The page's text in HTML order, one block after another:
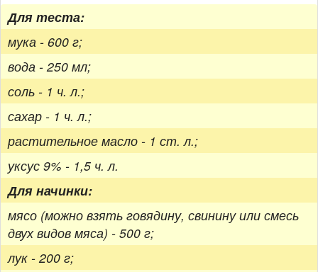
Для теста:
мука - 600 г;
вода - 250 мл;
соль - 1 ч. л.;
сахар - 1 ч. л.;
растительное масло - 1 ст. л.;
уксус 9% - 1,5 ч. л.
Для начинки:
мясо (можно взять говядину, свинину или смесь
двух видов мяса) - 500 г;
лук - 200 г;